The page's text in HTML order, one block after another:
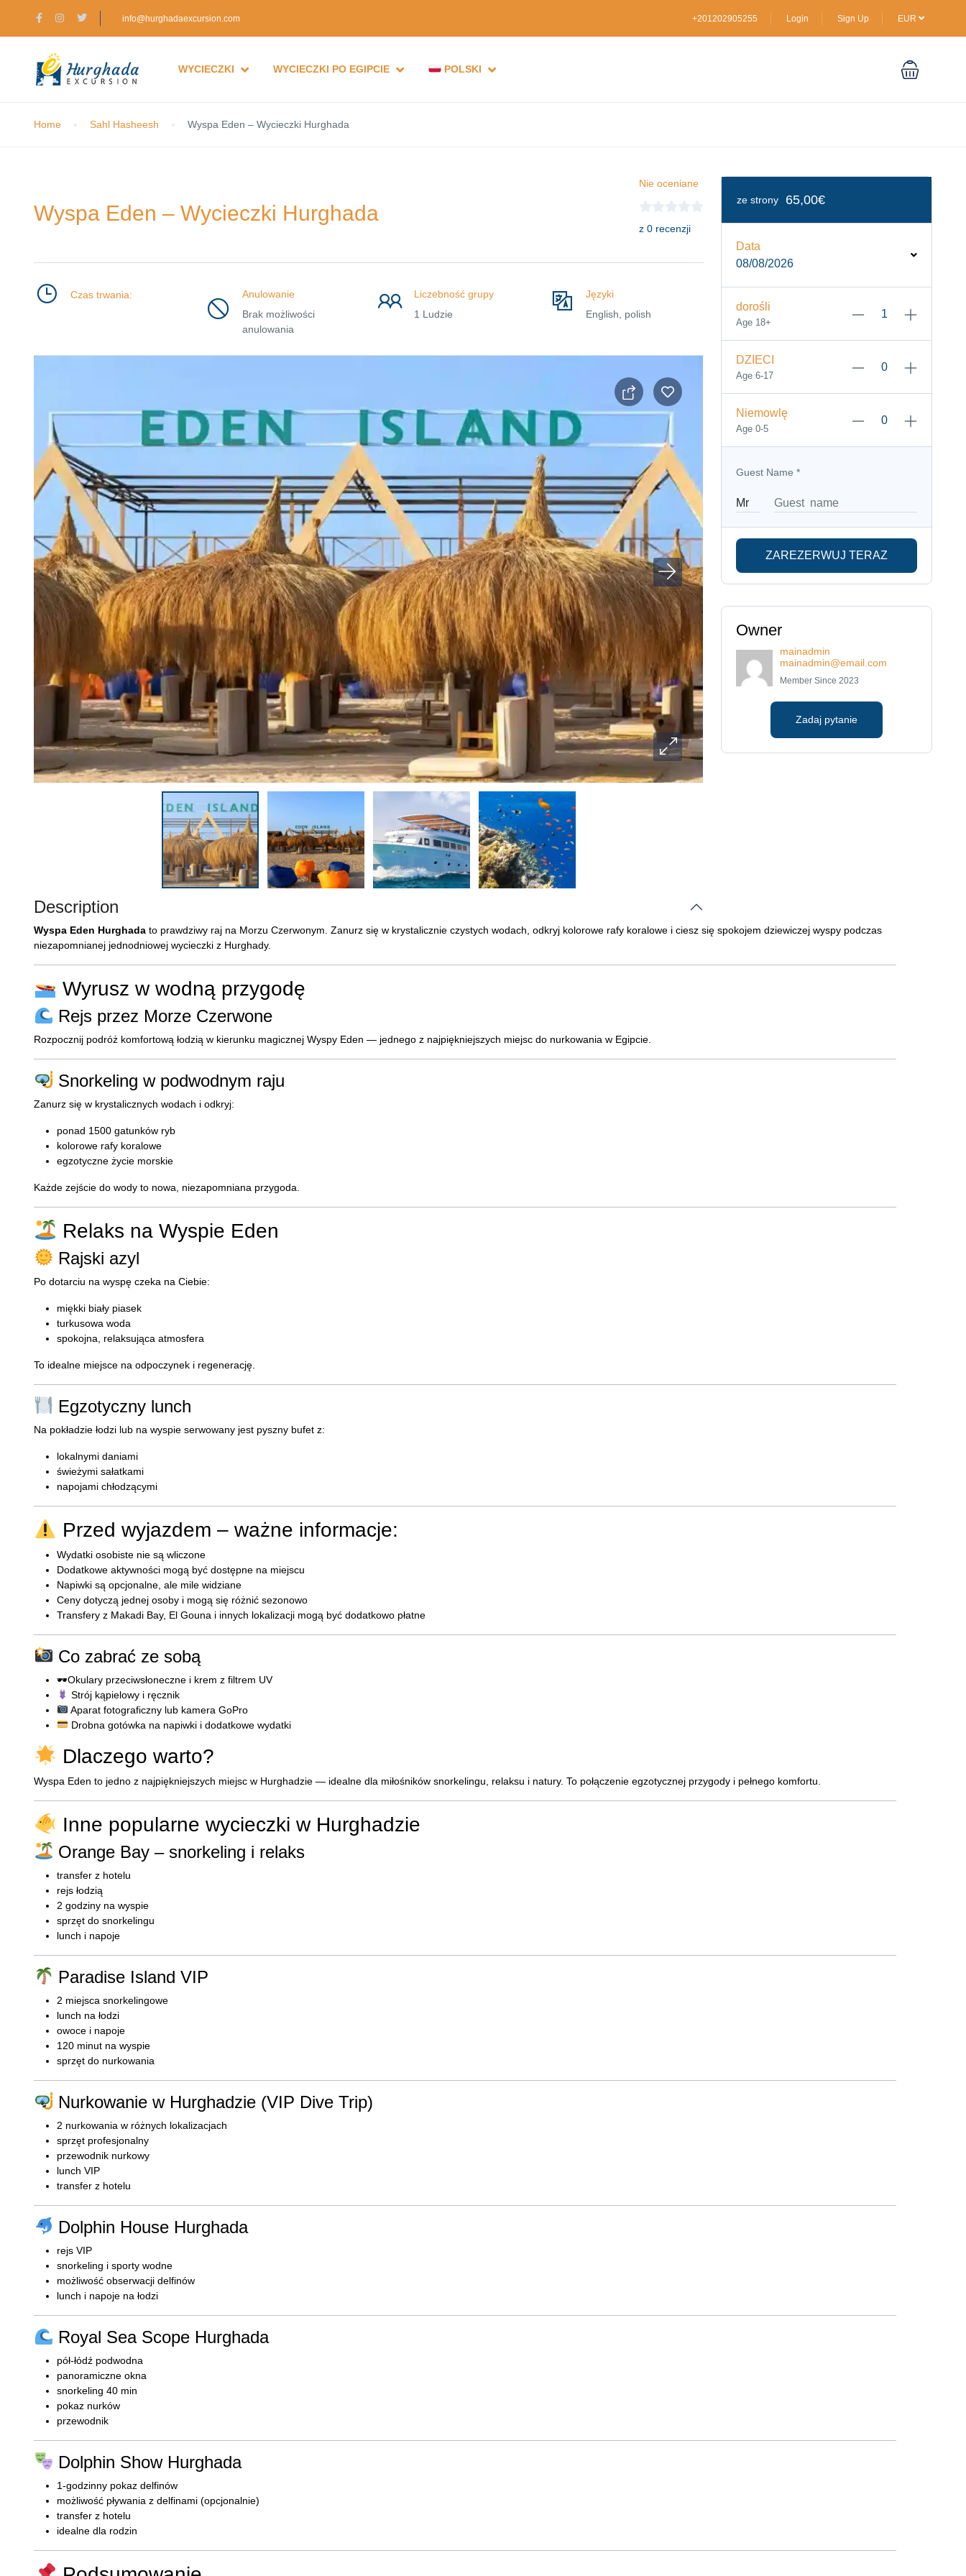
info@hurghadaexcursion.com +201202905255 Login Sign Up EUR
WYCIECZKI WYCIECZKI PO EGIPCIE POLSKI
Home Sahl Hasheesh Wyspa Eden – Wycieczki Hurghada
Wyspa Eden – Wycieczki Hurghada
Nie oceniane
z 0 recenzji
Czas trwania:
Anulowanie
Brak możliwości
anulowania
Liczebność grupy
1 Ludzie
Języki
English, polish
Description
Wyspa Eden Hurghada to prawdziwy raj na Morzu Czerwonym. Zanurz się w krystalicznie czystych wodach, odkryj kolorowe rafy koralowe i ciesz się spokojem dziewiczej wyspy podczas
niezapomnianej jednodniowej wycieczki z Hurghady.
Wyrusz w wodną przygodę
Rejs przez Morze Czerwone
Rozpocznij podróż komfortową łodzią w kierunku magicznej Wyspy Eden — jednego z najpiękniejszych miejsc do nurkowania w Egipcie.
Snorkeling w podwodnym raju
Zanurz się w krystalicznych wodach i odkryj:
ponad 1500 gatunków ryb
kolorowe rafy koralowe
egzotyczne życie morskie
Każde zejście do wody to nowa, niezapomniana przygoda.
Relaks na Wyspie Eden
Rajski azyl
Po dotarciu na wyspę czeka na Ciebie:
miękki biały piasek
turkusowa woda
spokojna, relaksująca atmosfera
To idealne miejsce na odpoczynek i regenerację.
Egzotyczny lunch
Na pokładzie łodzi lub na wyspie serwowany jest pyszny bufet z:
lokalnymi daniami
świeżymi sałatkami
napojami chłodzącymi
Przed wyjazdem – ważne informacje:
Wydatki osobiste nie są wliczone
Dodatkowe aktywności mogą być dostępne na miejscu
Napiwki są opcjonalne, ale mile widziane
Ceny dotyczą jednej osoby i mogą się różnić sezonowo
Transfery z Makadi Bay, El Gouna i innych lokalizacji mogą być dodatkowo płatne
Co zabrać ze sobą
🕶Okulary przeciwsłoneczne i krem z filtrem UV
Strój kąpielowy i ręcznik
Aparat fotograficzny lub kamera GoPro
Drobna gotówka na napiwki i dodatkowe wydatki
Dlaczego warto?
Wyspa Eden to jedno z najpiękniejszych miejsc w Hurghadzie — idealne dla miłośników snorkelingu, relaksu i natury. To połączenie egzotycznej przygody i pełnego komfortu.
Inne popularne wycieczki w Hurghadzie
Orange Bay – snorkeling i relaks
transfer z hotelu
rejs łodzią
2 godziny na wyspie
sprzęt do snorkelingu
lunch i napoje
Paradise Island VIP
2 miejsca snorkelingowe
lunch na łodzi
owoce i napoje
120 minut na wyspie
sprzęt do nurkowania
Nurkowanie w Hurghadzie (VIP Dive Trip)
2 nurkowania w różnych lokalizacjach
sprzęt profesjonalny
przewodnik nurkowy
lunch VIP
transfer z hotelu
Dolphin House Hurghada
rejs VIP
snorkeling i sporty wodne
możliwość obserwacji delfinów
lunch i napoje na łodzi
Royal Sea Scope Hurghada
pół-łódź podwodna
panoramiczne okna
snorkeling 40 min
pokaz nurków
przewodnik
Dolphin Show Hurghada
1-godzinny pokaz delfinów
możliwość pływania z delfinami (opcjonalnie)
transfer z hotelu
idealne dla rodzin
ze strony 65,00€
Data
08/08/2026
dorośli
Age 18+
DZIECI
Age 6-17
Niemowlę
Age 0-5
Guest Name *
ZAREZERWUJ TERAZ
Owner
mainadmin
mainadmin@email.com
Member Since 2023
Zadaj pytanie